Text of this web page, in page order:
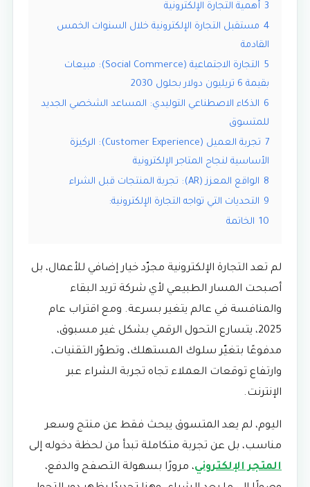
3 أهمية التجارة الإلكترونية
4 مستقبل التجارة الإلكترونية خلال السنوات الخمس
القادمة
5
التجارة الاجتماعية (Social Commerce): مبيعات
بقيمة 6 تريليون دولار بحلول 2030
6 الذكاء الاصطناعي التوليدي: المساعد الشخصي الجديد
للمتسوق
7
تجربة العميل (Customer Experience): الركيزة
الأساسية لنجاح المتاجر الإلكترونية
8 الواقع المعزز (AR): تجربة المنتجات قبل الشراء
9 التحديات التي تواجه التجارة الإلكترونية:
10 الخاتمة
لم تعد التجارة الإلكترونية مجرّد خيار إضافي للأعمال، بل
أصبحت المسار الطبيعي لأي شركة تريد البقاء
والمنافسة في عالم يتغير بسرعة. ومع اقتراب عام
2025، يتسارع التحول الرقمي بشكل غير مسبوق،
مدفوعًا بتغيّر سلوك المستهلك، وتطوّر التقنيات،
وارتفاع توقعات العملاء تجاه تجربة الشراء عبر
الإنترنت.
اليوم، لم يعد المتسوق يبحث فقط عن منتج وسعر
مناسب، بل عن تجربة متكاملة تبدأ من لحظة دخوله إلى
المتجر الإلكتروني، مرورًا بسهولة التصفح والدفع،